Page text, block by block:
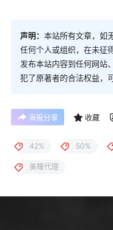
声明： 本站所有文章，如
任何个人或组织，在未征
发布本站内容到任何网站
犯了原著者的合法权益，
海报分享 收藏
42% 50%
美瞳代理